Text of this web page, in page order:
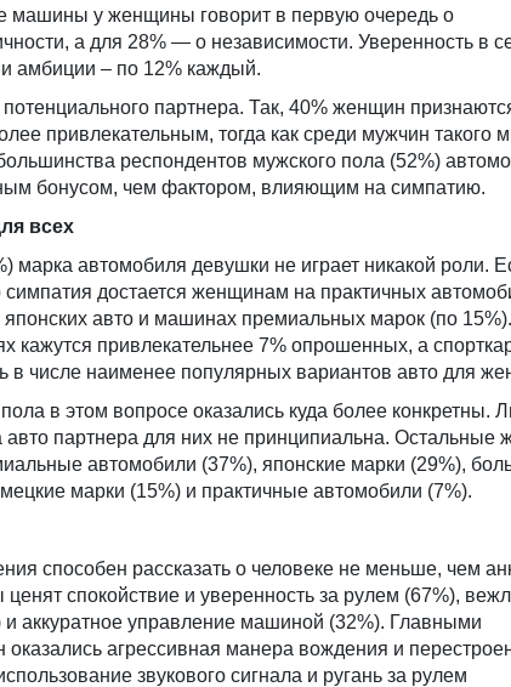
машины у женщины говорит в первую очередь о
а для 28% — о независимости. Уверенность в
и амбиции – по 12% каждый.
партнера. Так, 40% женщин
привлекательным, тогда как среди мужчин такого
респондентов мужского пола (52%)
бонусом, чем фактором, влияющим на симпатию.
всех
марка автомобиля девушки не играет никакой роли.
симпатия достается женщинам на практичных
японских авто и машинах премиальных марок (по 15%).
кажутся привлекательнее 7% опрошенных, а
в числе наименее популярных вариантов авто для
в этом вопросе оказались куда более конкретны.
авто партнера для них не принципиальна. Остальные
автомобили (37%), японские марки (29%),
марки (15%) и практичные автомобили (7%).
способен рассказать о человеке не меньше, чем
спокойствие и уверенность за рулем (67%),
и аккуратное управление машиной (32%). Главными
агрессивная манера вождения и
звукового сигнала и ругань за рулем